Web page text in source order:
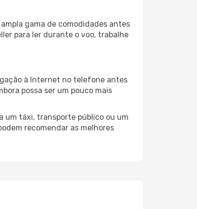
gama de comodidades antes
para ler durante o voo, trabalhe
à Internet no telefone antes
possa ser um pouco mais
um táxi, transporte público ou um
recomendar as melhores